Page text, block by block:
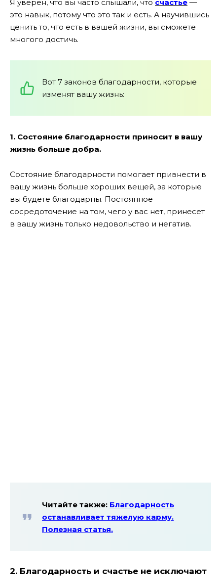
Я уверен, что вы часто слышали, что счастье —
это навык, потому что это так и есть. А научившись
ценить то, что есть в вашей жизни, вы сможете
многого достичь.
Вот 7 законов благодарности, которые
изменят вашу жизнь:
1. Состояние благодарности приносит в вашу
жизнь больше добра.
Состояние благодарности помогает привнести в
вашу жизнь больше хороших вещей, за которые
вы будете благодарны. Постоянное
сосредоточение на том, чего у вас нет, принесет
в вашу жизнь только недовольство и негатив.
Читайте также: Благодарность
останавливает тяжелую карму.
Полезная статья.
2. Благодарность и счастье не исключают